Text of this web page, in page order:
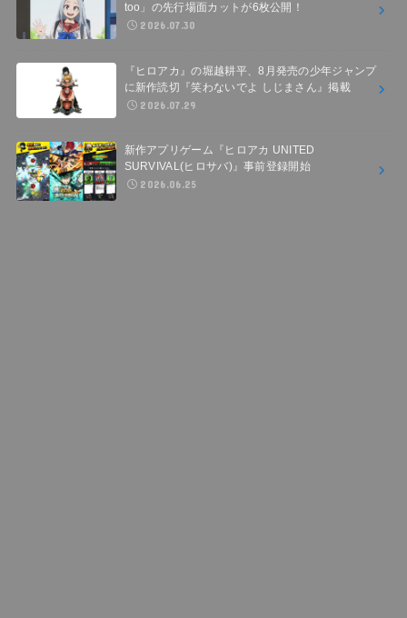
too」の先行場面カットが6枚公開！
2026.07.30
『ヒロアカ』の堀越耕平、8月発売の少年ジャンプ
に新作読切『笑わないでよ しじまさん』掲載
2026.07.29
新作アプリゲーム『ヒロアカ UNITED
SURVIVAL(ヒロサバ)』事前登録開始
2026.06.25